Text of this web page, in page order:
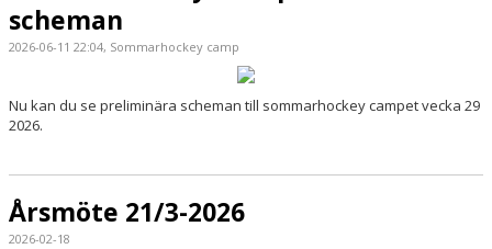
scheman
2026-06-11 22:04, Sommarhockey camp
Nu kan du se preliminära scheman till sommarhockey campet vecka 29
2026.
Årsmöte 21/3-2026
2026-02-18